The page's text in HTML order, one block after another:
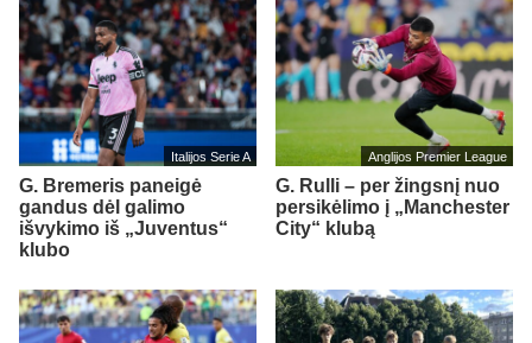
Italijos Serie A
G. Bremeris paneigė
gandus dėl galimo
išvykimo iš „Juventus“
klubo
Anglijos Premier League
G. Rulli – per žingsnį nuo
persikėlimo į „Manchester
City“ klubą